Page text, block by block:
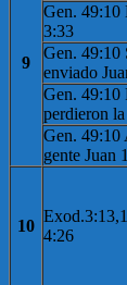
9
Gen. 49:10
3:33
Gen. 49:10
enviado
Gen. 49:10
perdieron
Gen. 49:10
gente Juan
10
4:26